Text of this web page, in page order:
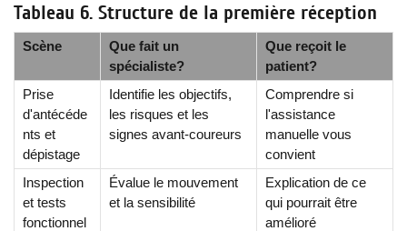
Tableau 6. Structure de la première réception
Scène
Que fait un
spécialiste?
Que reçoit le
patient?
Prise
d'antécéde
nts et
dépistage
Identifie les objectifs,
les risques et les
signes avant-coureurs
Comprendre si
l'assistance
manuelle vous
convient
Inspection
et tests
fonctionnel
Évalue le mouvement
et la sensibilité
Explication de ce
qui pourrait être
amélioré